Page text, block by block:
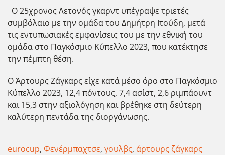
Ο 25χρονος Λετονός γκαρντ υπέγραψε τριετές
συμβόλαιο με την ομάδα του Δημήτρη Ιτούδη, μετά
τις εντυπωσιακές εμφανίσεις του με την εθνική του
ομάδα στο Παγκόσμιο Κύπελλο 2023, που κατέκτησε
την πέμπτη θέση.
Ο Άρτουρς Ζάγκαρς είχε κατά μέσο όρο στο Παγκόσμιο
Κύπελλο 2023, 12,4 πόντους, 7,4 ασίστ, 2,6 ριμπάουντ
και 15,3 στην αξιολόγηση και βρέθηκε στη δεύτερη
καλύτερη πεντάδα της διοργάνωσης.
eurocup, Φενέρμπαχτσε, γουλβς, άρτουρς ζάγκαρς